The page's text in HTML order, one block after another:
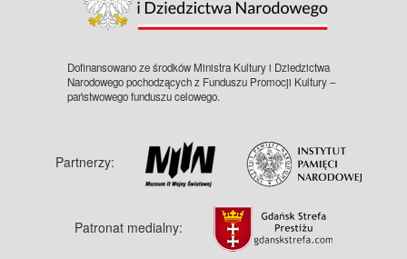
Dofinansowano ze środków Ministra Kultury i Dziedzictwa
Narodowego pochodzących z Funduszu Promocji Kultury –
państwowego funduszu celowego.
Partnerzy:
Patronat medialny: